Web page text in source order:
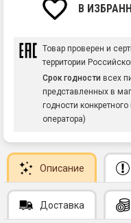
В
Товар проверен и
территории
Срок годности всех
представленных в
годности
оператора)
Описание
Доставка